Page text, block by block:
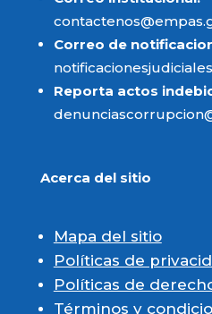
Correo de
Reporta actos
Acerca del sitio
Mapa del sitio
Políticas de
Políticas de
Términos y